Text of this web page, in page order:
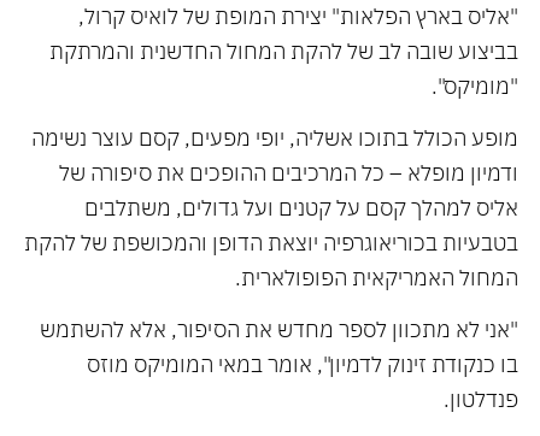
"אליס בארץ הפלאות" יצירת המופת של לואיס קרול,
בביצוע שובה לב של להקת המחול החדשנית והמרתקת
"מומיקס".
מופע הכולל בתוכו אשליה, יופי מפעים, קסם עוצר נשימה
ודמיון מופלא – כל המרכיבים ההופכים את סיפורה של
אליס למהלך קסם על קטנים ועל גדולים, משתלבים
בטבעיות בכוריאוגרפיה יוצאת הדופן והמכושפת של להקת
המחול האמריקאית הפופולארית.
"אני לא מתכוון לספר מחדש את הסיפור, אלא להשתמש
בו כנקודת זינוק לדמיון", אומר במאי המומיקס מוזס
פנדלטון.